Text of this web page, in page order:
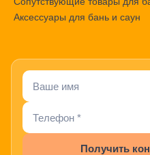
Аксессуары для бань и саун
Получить